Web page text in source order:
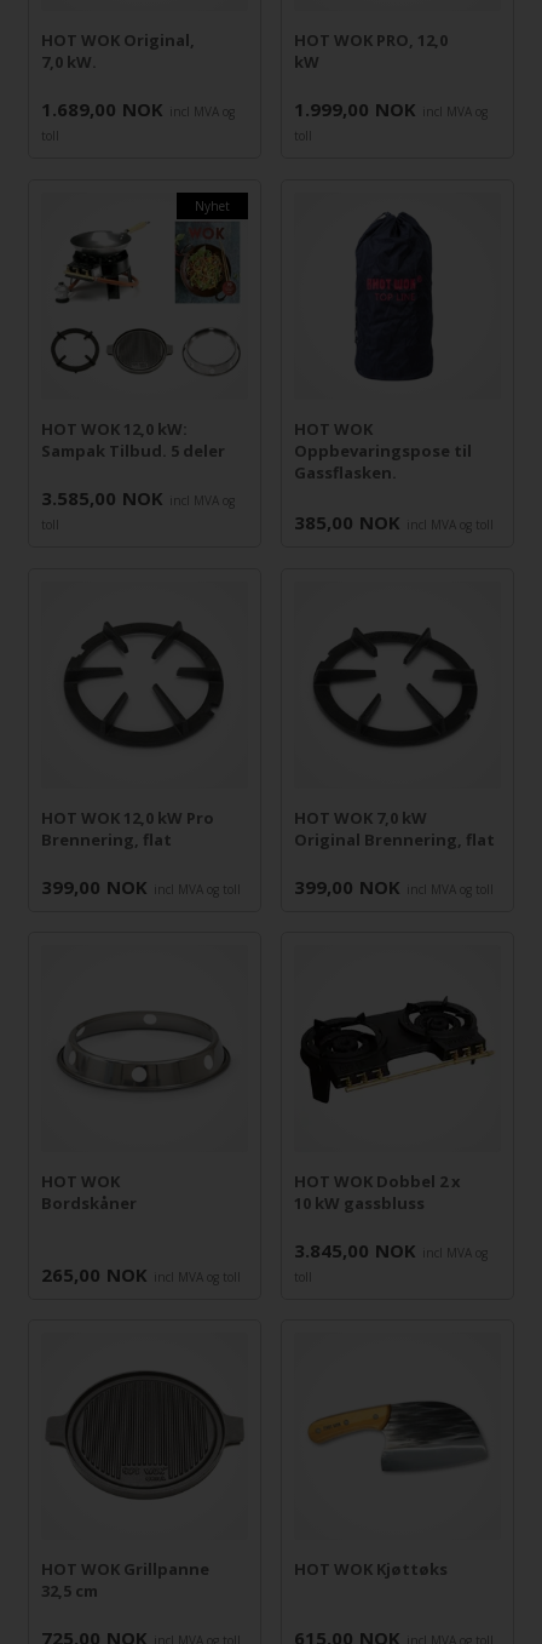
HOT WOK Original,
7,0 kW.
1.689,00 NOK
incl MVA og
toll
HOT WOK PRO, 12,0
kW
1.999,00 NOK
incl MVA og
toll
Nyhet
HOT WOK 12,0 kW:
Sampak Tilbud. 5 deler
3.585,00 NOK
incl MVA og
toll
HOT WOK
Oppbevaringspose til
Gassflasken.
385,00 NOK incl MVA og toll
HOT WOK 12,0 kW Pro
Brennering, flat
399,00 NOK incl MVA og toll
HOT WOK 7,0 kW
Original Brennering, flat
399,00 NOK incl MVA og toll
HOT WOK
Bordskåner
265,00 NOK incl MVA og toll
HOT WOK Dobbel 2 x
10 kW gassbluss
3.845,00 NOK
incl MVA og
toll
HOT WOK Grillpanne
32,5 cm
725,00 NOK
HOT WOK Kjøttøks
615,00 NOK